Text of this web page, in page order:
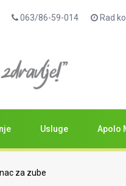
063/86-59-014 Rad
Usluge Apolo
za zube